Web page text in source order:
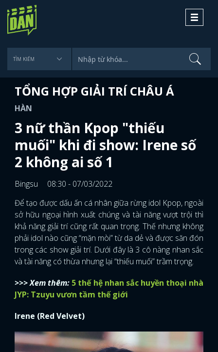
Toggle
TỔNG HỢP GIẢI TRÍ CHÂU Á
HÀN
3 nữ thần Kpop "thiếu
muối" khi đi show: Irene số
2 không ai số 1
Bingsu
08:30 - 07/03/2022
Để tạo được dấu ấn cá nhân giữa rừng idol Kpop, ngoài
sở hữu ngoại hình xuất chúng và tài năng vượt trội thì
khả năng giải trí cũng rất quan trọng. Thế nhưng không
phải idol nào cũng “mặn mòi” từ da dẻ và được săn đón
trong các show giải trí. Dưới đây là 3 cô nàng nhan sắc
và tài năng có thừa nhưng lại “thiếu muối” trầm trọng.
>>> Xem thêm: 5 thế hệ nhan sắc huyền thoại nhà
JYP: Tzuyu vươn tầm thế giới
Irene (Red Velvet)